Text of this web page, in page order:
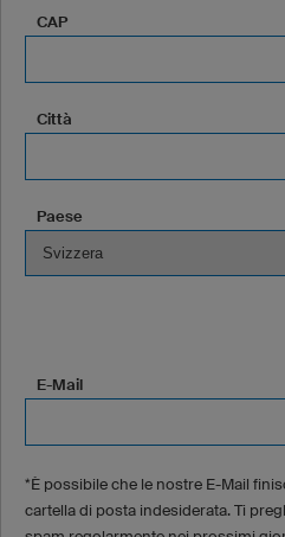
CAP
Città
Paese
E-Mail
*È possibile che le nostre E-Mail
cartella di posta indesiderata. Ti